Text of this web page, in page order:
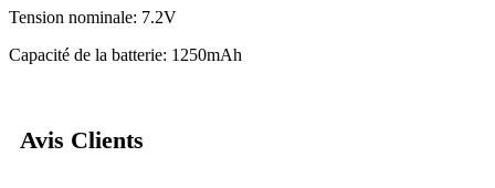
Tension nominale: 7.2V
Capacité de la batterie: 1250mAh
Avis Clients